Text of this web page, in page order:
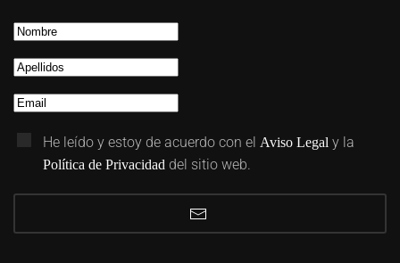
He leído y estoy de acuerdo con el Aviso Legal y la
Política de Privacidad del sitio web.